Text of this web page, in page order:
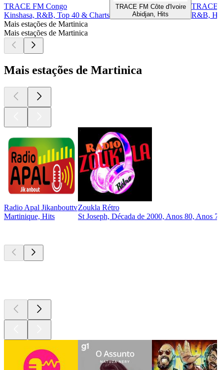
TRACE FM Congo
Kinshasa, R&B, Top 40 & Charts
TRACE FM Côte d'Ivoire
Abidjan, Hits
TRACE
R&B,
Mais estações de Martinica
Mais estações de Martinica
Mais estações de Martinica
Radio Apal Jikanbouttv
Martinique, Hits
Zoukla Rétro
St Joseph, Década de 2000, Anos 80, Anos